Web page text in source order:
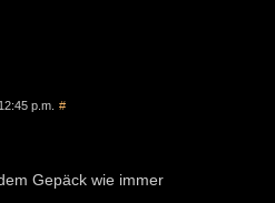
p.m. #
Gepäck wie immer